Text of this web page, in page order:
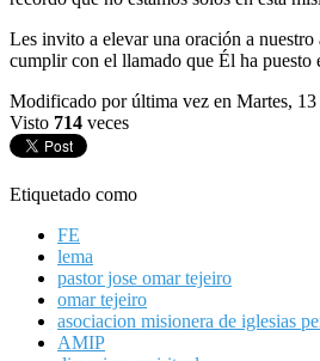
Les invito a elevar una oración a nuestro
cumplir con el llamado que Él ha puesto
Modificado por última vez en Martes,
Visto 714 veces
Etiquetado como
FE
lema
pastor jose omar tejeiro
omar tejeiro
asociacion misionera de iglesias
AMIP